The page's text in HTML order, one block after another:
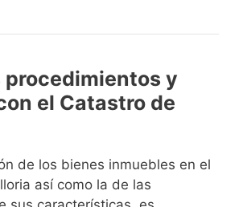
procedimientos y
el Catastro de
de los bienes inmuebles en el
así como la de las